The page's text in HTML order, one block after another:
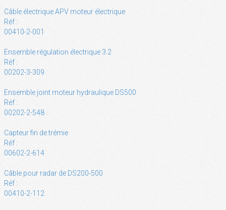
Câble électrique APV moteur électrique
Réf :
00410-2-001
Ensemble régulation électrique 3.2
Réf :
00202-3-309
Ensemble joint moteur hydraulique DS500
Réf :
00202-2-548
Capteur fin de trémie
Réf :
00602-2-614
Câble pour radar de DS200-500
Réf :
00410-2-112